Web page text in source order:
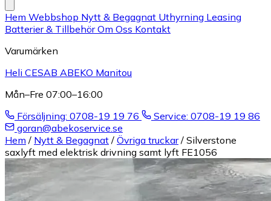
Hem Webbshop Nytt & Begagnat Uthyrning Leasing
Batterier & TillbehörOm Oss Kontakt
Varumärken
Heli CESAB ABEKO Manitou
Mån–Fre 07:00–16:00
Försäljning: 0708-19 19 76
Service: 0708-19 19 86
goran@abekoservice.se
Hem / Nytt & Begagnat / Övriga truckar / Silverstone
saxlyft med elektrisk drivning samt lyft FE1056